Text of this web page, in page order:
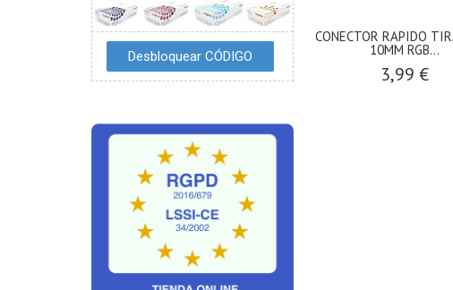
CONECTOR RAPIDO
10MM RGB...
3,99 €